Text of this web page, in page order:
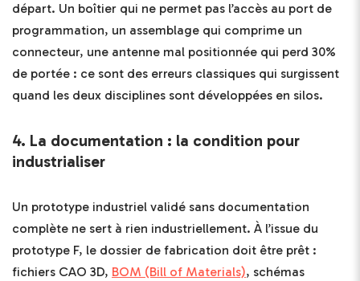
départ. Un boîtier qui ne permet pas l’accès au port de
programmation, un assemblage qui comprime un
connecteur, une antenne mal positionnée qui perd 30%
de portée : ce sont des erreurs classiques qui surgissent
quand les deux disciplines sont développées en silos.
4. La documentation : la condition pour
industrialiser
Un prototype industriel validé sans documentation
complète ne sert à rien industriellement. À l’issue du
prototype F, le dossier de fabrication doit être prêt :
fichiers CAO 3D, BOM (Bill of Materials), schémas